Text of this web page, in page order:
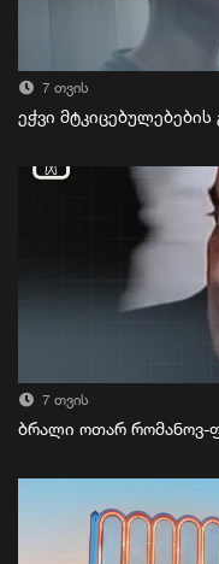
7 თვის
ეჭვი მტკიცებულებების
7 თვის
ბრალი ოთარ რომანოვ-